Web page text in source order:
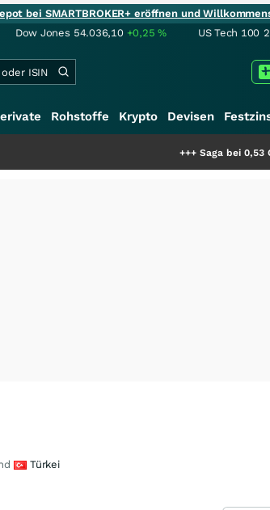
bei SMARTBROKER+ eröffnen und
Dow Jones 54.036,10 +0,25% US Tech 100
Rohstoffe Krypto Devisen
Saga bei 0,53 CAD:
Türkei